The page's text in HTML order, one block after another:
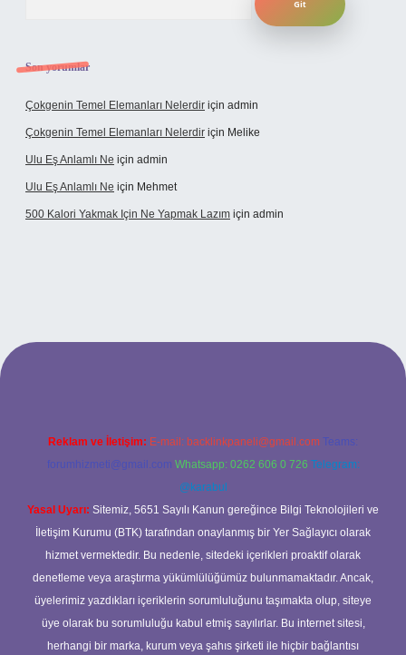
Son yorumlar
Çokgenin Temel Elemanları Nelerdir için admin
Çokgenin Temel Elemanları Nelerdir için Melike
Ulu Eş Anlamlı Ne için admin
Ulu Eş Anlamlı Ne için Mehmet
500 Kalori Yakmak Için Ne Yapmak Lazım için admin
Reklam ve İletişim: E-mail: backlinkpaneli@gmail.com Teams:
forumhizmeti@gmail.com Whatsapp: 0262 606 0 726 Telegram:
@karabul
Yasal Uyarı: Sitemiz, 5651 Sayılı Kanun gereğince Bilgi Teknolojileri ve
İletişim Kurumu (BTK) tarafından onaylanmış bir Yer Sağlayıcı olarak
hizmet vermektedir. Bu nedenle, sitedeki içerikleri proaktif olarak
denetleme veya araştırma yükümlülüğümüz bulunmamaktadır. Ancak,
üyelerimiz yazdıkları içeriklerin sorumluluğunu taşımakta olup, siteye
üye olarak bu sorumluluğu kabul etmiş sayılırlar. Bu internet sitesi,
herhangi bir marka, kurum veya şahıs şirketi ile hiçbir bağlantısı